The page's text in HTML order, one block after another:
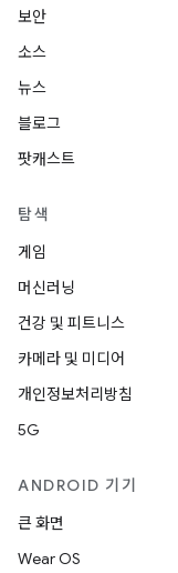
보안
소스
뉴스
블로그
팟캐스트
탐색
게임
머신러닝
건강 및 피트니스
카메라 및 미디어
개인정보처리방침
5G
ANDROID 기기
큰 화면
Wear OS